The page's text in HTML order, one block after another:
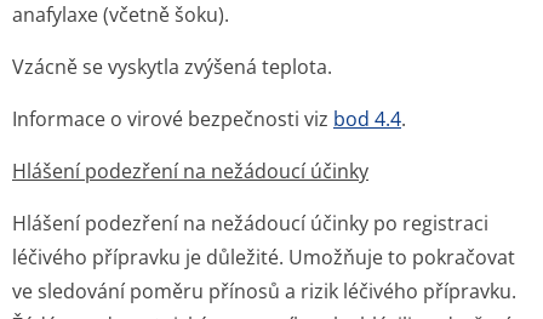
anafylaxe (včetně šoku).
Vzácně se vyskytla zvýšená teplota.
Informace o virové bezpečnosti viz bod 4.4.
Hlášení podezření na nežádoucí účinky
Hlášení podezření na nežádoucí účinky po registraci
léčivého přípravku je důležité. Umožňuje to pokračovat
ve sledování poměru přínosů a rizik léčivého přípravku.